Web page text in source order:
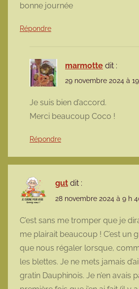
bonne journée
Répondre
marmotte dit :
29 novembre 2024 à
Je suis bien d’accord.
Merci beaucoup Coco !
Répondre
gut dit :
28 novembre 2024 à 9 h
C’est sans me tromper que je
me plairait beaucoup ! C’est un
que nous régaler lorsque,
les blettes. Je ne mets jamais
gratin Dauphinois. Je n’en avais